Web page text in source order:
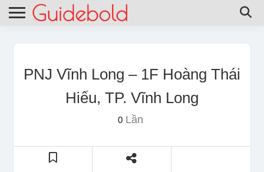
PNJ Vĩnh Long – 1F Hoàng Thái
Hiếu, TP. Vĩnh Long
0Lần